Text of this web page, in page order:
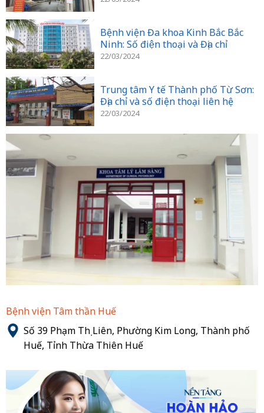
Bệnh viện Tâm thần Huế
Số 39 Phạm Thị Liên, Phường Kim Long, Thành phố
Huế, Tỉnh Thừa Thiên Huế
Bệnh viện Đa khoa Kinh Bắc Bắc
Ninh: Số điện thoại và Địa chỉ
22/03/2024
Trung tâm Y tế Thành phố Từ Sơn:
Địa chỉ và số điện thoại liên hệ
22/03/2024